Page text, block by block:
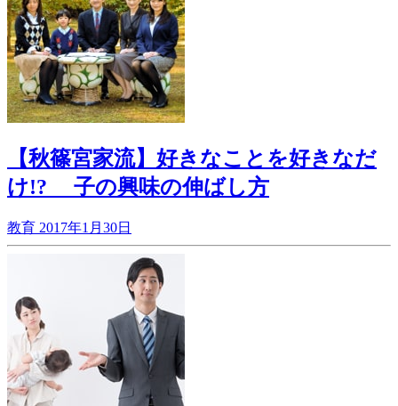
【秋篠宮家流】好きなことを好きなだ
け!? 子の興味の伸ばし方
教育 2017年1月30日